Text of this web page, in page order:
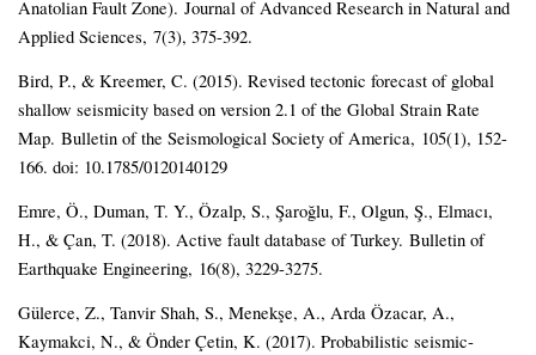
Anatolian Fault Zone). Journal of Advanced Research in Natural and
Applied Sciences, 7(3), 375-392.
Bird, P., & Kreemer, C. (2015). Revised tectonic forecast of global
shallow seismicity based on version 2.1 of the Global Strain Rate
Map. Bulletin of the Seismological Society of America, 105(1), 152-
166. doi: 10.1785/0120140129
Emre, Ö., Duman, T. Y., Özalp, S., Şaroğlu, F., Olgun, Ş., Elmacı,
H., & Çan, T. (2018). Active fault database of Turkey. Bulletin of
Earthquake Engineering, 16(8), 3229-3275.
Gülerce, Z., Tanvir Shah, S., Menekşe, A., Arda Özacar, A.,
Kaymakci, N., & Önder Çetin, K. (2017). Probabilistic seismic‐